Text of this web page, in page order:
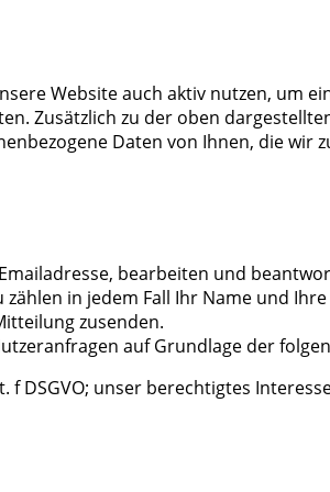
Website auch aktiv nutzen, um
Zusätzlich zu der oben
Daten von Ihnen, die wir
bearbeiten und
in jedem Fall Ihr Name und
zusenden.
auf Grundlage der
DSGVO; unser berechtigtes